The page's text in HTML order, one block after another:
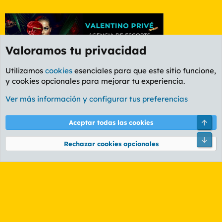
Foro Informática y Videojuegos
Cookies
PL OLDSTYLE AMARILLO
Términos y reglas Política de privacidad Ayuda
Community platform by XenForo® © 2010-2026 XenForo Ltd.
Valoramos tu privacidad
Utilizamos cookies esenciales para que este sitio funcione,
y cookies opcionales para mejorar tu experiencia.
Ver más información y configurar tus preferencias
Aceptar todas las cookies
Rechazar cookies opcionales
Pie